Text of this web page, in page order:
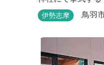
ます。 和モダン
伊勢志摩 鳥羽